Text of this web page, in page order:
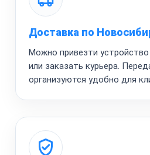
Доставка по
Можно привезти
или заказать курьера.
организуются удобно для